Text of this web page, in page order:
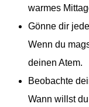
warmes
Gönne dir
Wenn du
deinen Atem.
Beobachte
Wann willst